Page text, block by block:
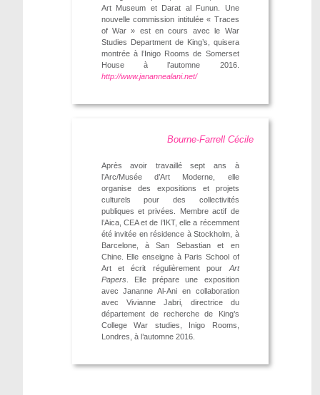
Art Museum et Darat al Funun. Une
nouvelle commission intitulée « Traces
of War » est en cours avec le War
Studies Department de King’s, quisera
montrée à l’Inigo Rooms de Somerset
House à l’automne 2016.
http://www.janannealani.net/
Bourne-Farrell Cécile
Après avoir travaillé sept ans à
l’Arc/Musée d’Art Moderne, elle
organise des expositions et projets
culturels pour des collectivités
publiques et privées. Membre actif de
l’Aica, CEA et de l’IKT, elle a récemment
été invitée en résidence à Stockholm, à
Barcelone, à San Sebastian et en
Chine. Elle enseigne à Paris School of
Art et écrit régulièrement pour Art
Papers. Elle prépare une exposition
avec Jananne Al-Ani en collaboration
avec Vivianne Jabri, directrice du
département de recherche de King’s
College War studies, Inigo Rooms,
Londres, à l’automne 2016.